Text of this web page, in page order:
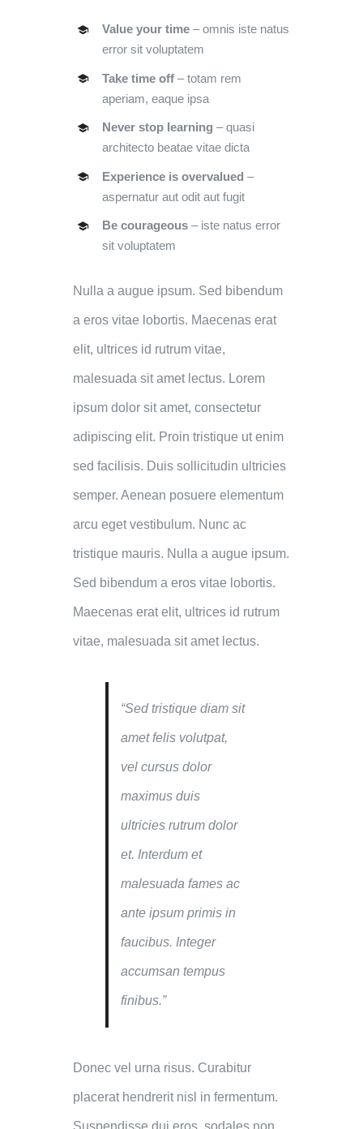
Value your time– omnis iste natus
error sit voluptatem
Take time off– totam rem
aperiam, eaque ipsa
Never stop learning – quasi
architecto beatae vitae dicta
Experience is overvalued –
aspernatur aut odit aut fugit
Be courageous– iste natus error
sit voluptatem
Nulla a augue ipsum. Sed bibendum
a eros vitae lobortis. Maecenas erat
elit, ultrices id rutrum vitae,
malesuada sit amet lectus. Lorem
ipsum dolor sit amet, consectetur
adipiscing elit. Proin tristique ut enim
sed facilisis. Duis sollicitudin ultricies
semper. Aenean posuere elementum
arcu eget vestibulum. Nunc ac
tristique mauris. Nulla a augue ipsum.
Sed bibendum a eros vitae lobortis.
Maecenas erat elit, ultrices id rutrum
vitae, malesuada sit amet lectus.
“Sed tristique diam sit
amet felis volutpat,
vel cursus dolor
maximus duis
ultricies rutrum dolor
et. Interdum et
malesuada fames ac
ante ipsum primis in
faucibus. Integer
accumsan tempus
finibus.”
Donec vel urna risus. Curabitur
placerat hendrerit nisl in fermentum.
Suspendisse dui eros, sodales non